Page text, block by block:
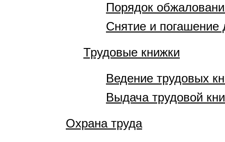
Порядок
Снятие и погашение
Трудовые книжки
Ведение трудовых
Выдача трудовой
Охрана труда